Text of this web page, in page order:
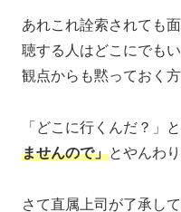
あれこれ詮索されても
聴する人はどこにでも
観点からも黙っておく方
「どこに行くんだ？」
ませんので」とやんわ
さて直属上司が了承して